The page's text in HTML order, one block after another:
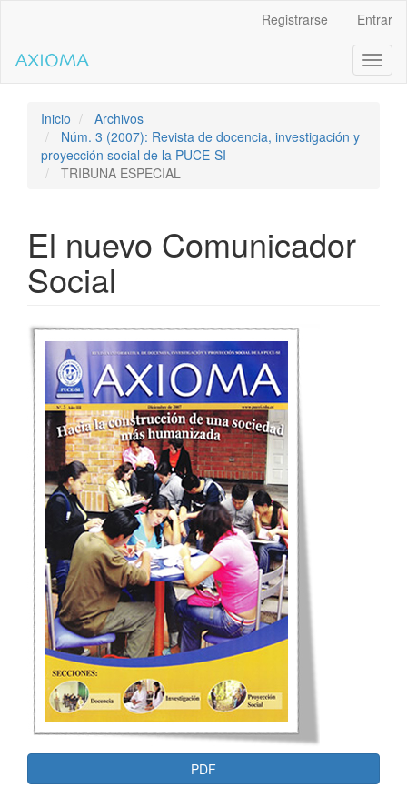
contenido
de
Navegación
principal
Contenido
Registrarse Entrar
Inicio
Archivos
Núm. 3 (2007): Revista de docencia, investigación y
proyección social de la PUCE-SI
TRIBUNA ESPECIAL
El nuevo Comunicador
Social
Barra
lateral
del
artículo
PDF